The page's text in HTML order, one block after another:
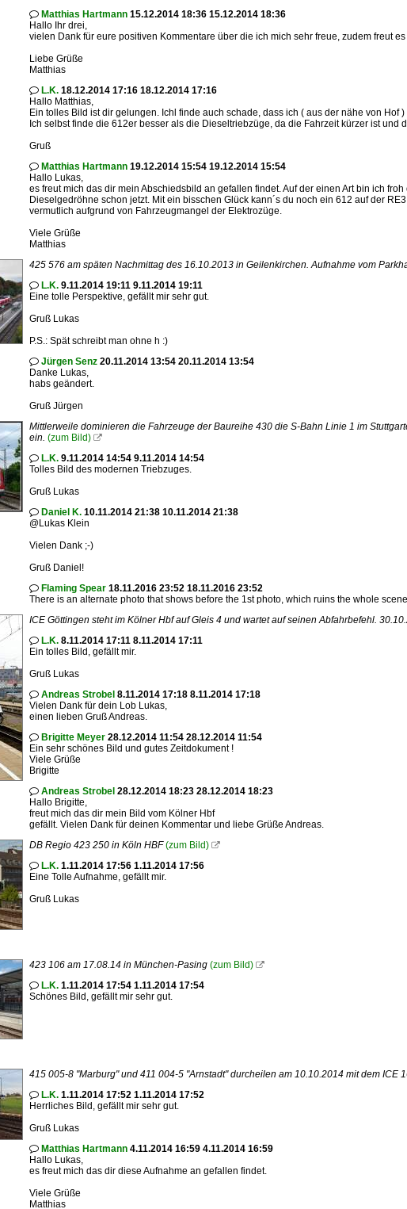
 Matthias Hartmann 15.12.2014 18:36 15.12.2014 18:36
Hallo Ihr drei,
vielen Dank für eure positiven Kommentare über die ich mich sehr freue, zudem freut
Liebe Grüße
Matthias
 L.K. 18.12.2014 17:16 18.12.2014 17:16
Hallo Matthias,
Ein tolles Bild ist dir gelungen. Ichl finde auch schade, dass ich ( aus der nähe von
Ich selbst finde die 612er besser als die Dieseltriebzüge, da die Fahrzeit kürzer ist und
Gruß
 Matthias Hartmann 19.12.2014 15:54 19.12.2014 15:54
Hallo Lukas,
es freut mich das dir mein Abschiedsbild an gefallen findet. Auf der einen Art bin ich
Dieselgedröhne schon jetzt. Mit ein bisschen Glück kann´s du noch ein 612 auf der
vermutlich aufgrund von Fahrzeugmangel der Elektrozüge.
Viele Grüße
Matthias
425 576 am späten Nachmittag des 16.10.2013 in Geilenkirchen. Aufnahme vom
 L.K. 9.11.2014 19:11 9.11.2014 19:11
Eine tolle Perspektive, gefällt mir sehr gut.
Gruß Lukas
P.S.: Spät schreibt man ohne h :)
 Jürgen Senz 20.11.2014 13:54 20.11.2014 13:54
Danke Lukas,
habs geändert.
Gruß Jürgen
Mittlerweile dominieren die Fahrzeuge der Baureihe 430 die S-Bahn Linie 1 im
ein. (zum Bild) 
 L.K. 9.11.2014 14:54 9.11.2014 14:54
Tolles Bild des modernen Triebzuges.
Gruß Lukas
 Daniel K. 10.11.2014 21:38 10.11.2014 21:38
@Lukas Klein
Vielen Dank ;-)
Gruß Daniel!
 Flaming Spear 18.11.2016 23:52 18.11.2016 23:52
There is an alternate photo that shows before the 1st photo, which ruins the whole
ICE Göttingen steht im Kölner Hbf auf Gleis 4 und wartet auf seinen Abfahrbefehl.
 L.K. 8.11.2014 17:11 8.11.2014 17:11
Ein tolles Bild, gefällt mir.
Gruß Lukas
 Andreas Strobel 8.11.2014 17:18 8.11.2014 17:18
Vielen Dank für dein Lob Lukas,
einen lieben Gruß Andreas.
 Brigitte Meyer 28.12.2014 11:54 28.12.2014 11:54
Ein sehr schönes Bild und gutes Zeitdokument !
Viele Grüße
Brigitte
 Andreas Strobel 28.12.2014 18:23 28.12.2014 18:23
Hallo Brigitte,
freut mich das dir mein Bild vom Kölner Hbf
gefällt. Vielen Dank für deinen Kommentar und liebe Grüße Andreas.
DB Regio 423 250 in Köln HBF (zum Bild) 
 L.K. 1.11.2014 17:56 1.11.2014 17:56
Eine Tolle Aufnahme, gefällt mir.
Gruß Lukas
423 106 am 17.08.14 in München-Pasing (zum Bild) 
 L.K. 1.11.2014 17:54 1.11.2014 17:54
Schönes Bild, gefällt mir sehr gut.
415 005-8 "Marburg" und 411 004-5 "Arnstadt" durcheilen am 10.10.2014 mit dem ICE
 L.K. 1.11.2014 17:52 1.11.2014 17:52
Herrliches Bild, gefällt mir sehr gut.
Gruß Lukas
 Matthias Hartmann 4.11.2014 16:59 4.11.2014 16:59
Hallo Lukas,
es freut mich das dir diese Aufnahme an gefallen findet.
Viele Grüße
Matthias